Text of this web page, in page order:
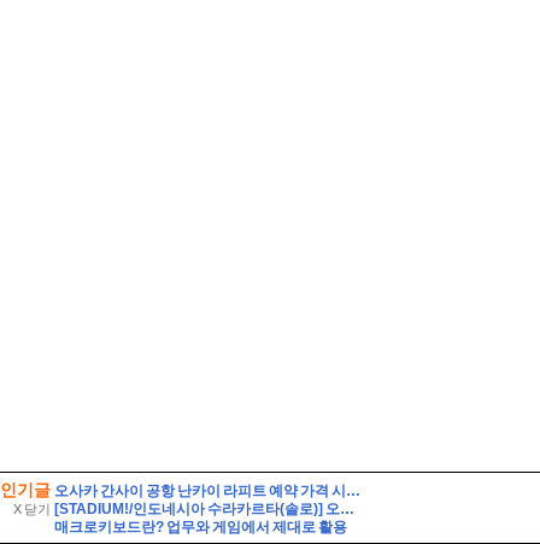
인기글
X 닫기
오사카 간사이 공항 난카이 라피트 예약 가격 시간표 타는법
[STADIUM!/인도네시아 수라카르타(솔로)] 오직 인도네시아인들을 위해 만들어진 경기장. 페르시스 솔로의 전 경기장. 스타디온 스리웨다리 Stadion Sriwedari
매크로키보드란? 업무와 게임에서 제대로 활용